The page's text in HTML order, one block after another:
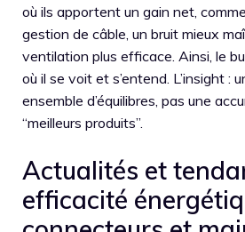
où ils apportent un gain net,
gestion de câble, un bruit mieux
ventilation plus efficace. Ainsi, le
où il se voit et s’entend. L’insight :
ensemble d’équilibres, pas une
“meilleurs produits”.
Actualités et
efficacité